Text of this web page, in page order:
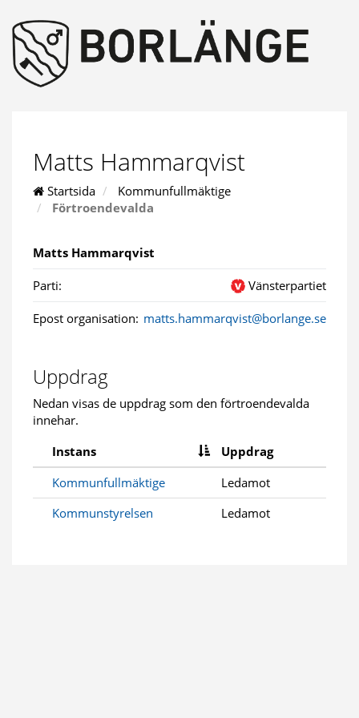
Matts Hammarqvist
Startsida
Kommunfullmäktige
Förtroendevalda
Matts Hammarqvist
Vänsterpartiet
Parti:
matts.hammarqvist@borlange.se
Epost organisation:
Uppdrag
Nedan visas de uppdrag som den förtroendevalda
innehar.
Instans
Uppdrag
Kommunfullmäktige
Ledamot
Kommunstyrelsen
Ledamot